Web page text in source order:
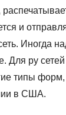
и
Иногда
Для ру
типы
в США.